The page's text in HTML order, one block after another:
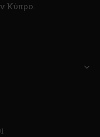
Κύπρο.